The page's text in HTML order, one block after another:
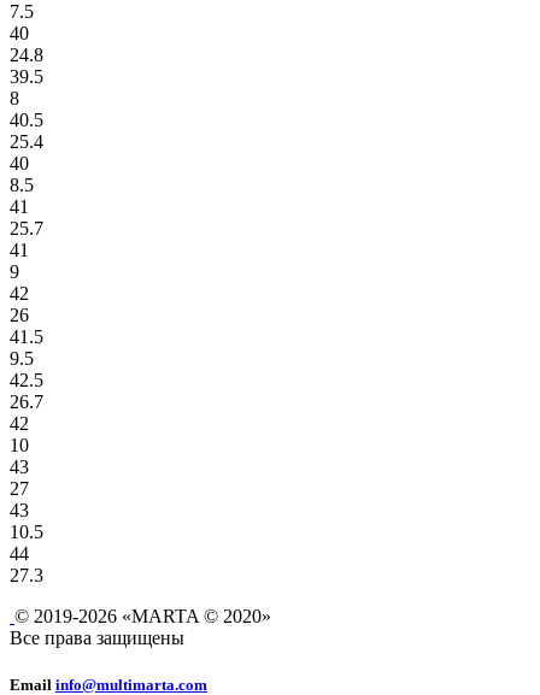
7.5
40
24.8
39.5
8
40.5
25.4
40
8.5
41
25.7
41
9
42
26
41.5
9.5
42.5
26.7
42
10
43
27
43
10.5
44
27.3
© 2019-2026 «MARTA © 2020»
Все права защищены
Email info@multimarta.com